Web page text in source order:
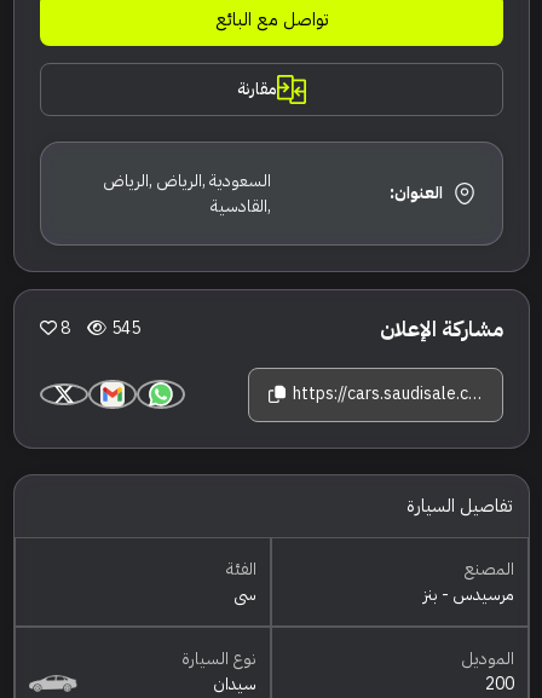
تواصل مع البائع
مقارنة
العنوان:
السعودية ,الرياض ,الرياض
,القادسية
مشاركة الإعلان 545
8
https://cars.saudisale.com/listings/O8Sfw6/2025-%D9%85%D8%B1%D8%B3%D9%8A%D8%AF%D8%B3--%D8%A8%D9%86%D8%B2-%D8%B3%D9%8A-200
تفاصيل السيارة
المصنع
مرسيدس - بنز
الفئة
سي
الموديل
200
نوع السيارة
سيدان